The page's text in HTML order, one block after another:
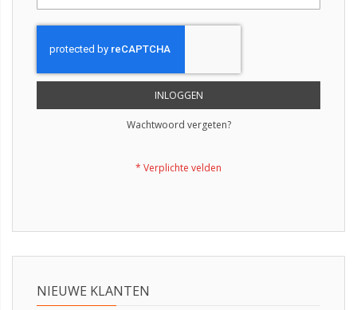
INLOGGEN
Wachtwoord vergeten?
NIEUWE KLANTEN